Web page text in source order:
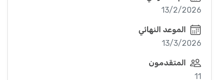
13/2/2026
الموعد النهائي
13/3/2026
المتقدمون
11